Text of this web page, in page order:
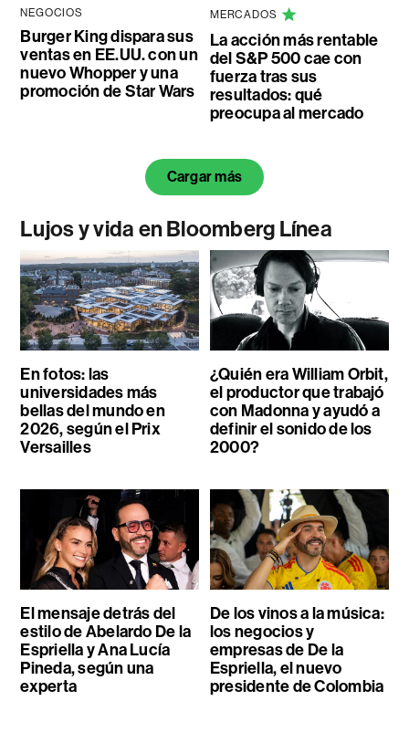
NEGOCIOS
Burger King dispara sus
ventas en EE.UU. con un
nuevo Whopper y una
promoción de Star Wars
MERCADOS
La acción más rentable
del S&P 500 cae con
fuerza tras sus
resultados: qué
preocupa al mercado
Cargar más
Lujos y vida en Bloomberg Línea
En fotos: las
universidades más
bellas del mundo en
2026, según el Prix
Versailles
¿Quién era William Orbit,
el productor que trabajó
con Madonna y ayudó a
definir el sonido de los
2000?
El mensaje detrás del
estilo de Abelardo De la
Espriella y Ana Lucía
Pineda, según una
experta
De los vinos a la música:
los negocios y
empresas de De la
Espriella, el nuevo
presidente de Colombia